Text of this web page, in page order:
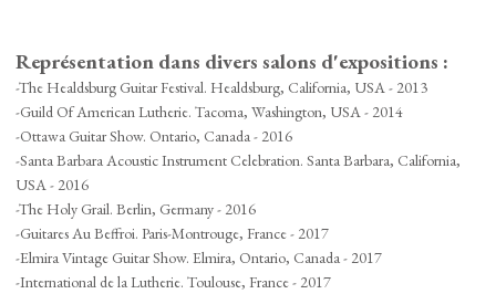
Représentation dans divers salons d'expositions :
-The Healdsburg Guitar Festival. Healdsburg, California, USA - 2013
-Guild Of American Lutherie. Tacoma, Washington, USA - 2014
-Ottawa Guitar Show. Ontario, Canada - 2016
-Santa Barbara Acoustic Instrument Celebration. Santa Barbara, California,
USA - 2016
-The Holy Grail. Berlin, Germany - 2016
-Guitares Au Beffroi. Paris-Montrouge, France - 2017
-Elmira Vintage Guitar Show. Elmira, Ontario, Canada - 2017
-International de la Lutherie. Toulouse, France - 2017